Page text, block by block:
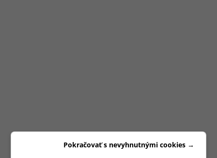
Pokračovať s nevyhnutnými cookies →